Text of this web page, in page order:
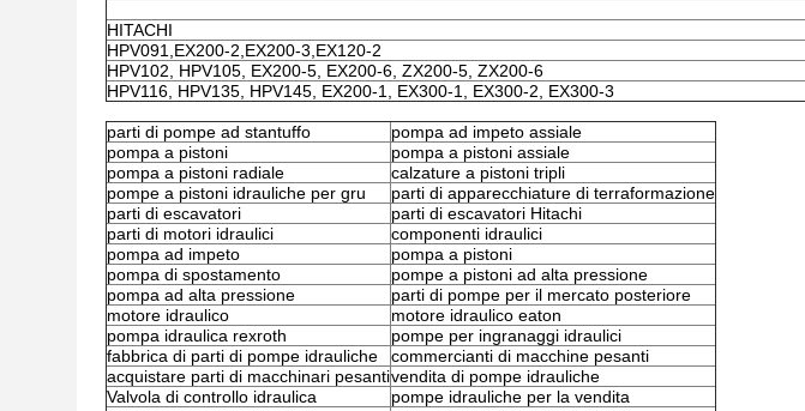
HITACHI
HPV091,EX200-2,EX200-3,EX120-2
HPV102, HPV105, EX200-5, EX200-6, ZX200-5, ZX200-6
HPV116, HPV135, HPV145, EX200-1, EX300-1, EX300-2, EX300-3
parti di pompe ad stantuffo
pompa ad impeto assiale
pompa a pistoni
pompa a pistoni assiale
pompa a pistoni radiale
calzature a pistoni tripli
pompe a pistoni idrauliche per gru
parti di apparecchiature di terraformazione
parti di escavatori
parti di escavatori Hitachi
parti di motori idraulici
componenti idraulici
pompa ad impeto
pompa a pistoni
pompa di spostamento
pompe a pistoni ad alta pressione
pompa ad alta pressione
parti di pompe per il mercato posteriore
motore idraulico
motore idraulico eaton
pompa idraulica rexroth
pompe per ingranaggi idraulici
fabbrica di parti di pompe idrauliche
commercianti di macchine pesanti
acquistare parti di macchinari pesantivendita di pompe idrauliche
Valvola di controllo idraulica
pompe idrauliche per la vendita